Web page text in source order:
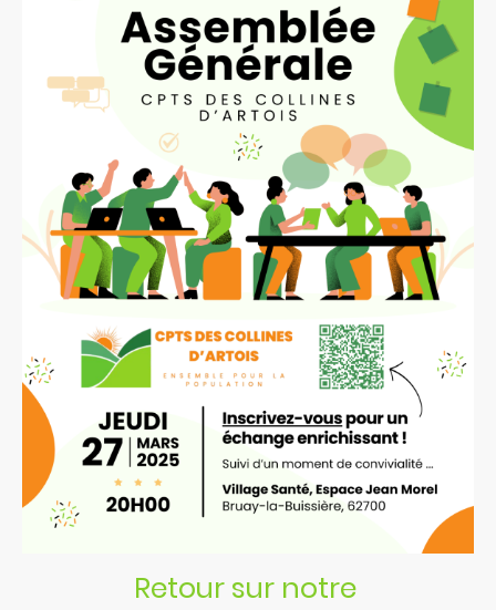
Retour sur notre